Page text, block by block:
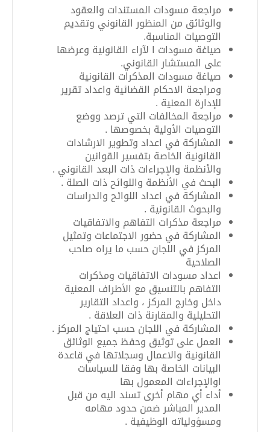
مراجعة مسودات المستندات والعقود
والوثائق من المنظور القانوني وتقديم
التوصيات المناسبة.
صياغة مسودات ا لآراء القانونية وعرضها
على المستشار القانوني.
صياغة مسودات المذكرات القانونية
ومراجعة الاحكام القضائية واعداد تقرير
للإدارة المعنية .
مراجعة المخالفات التي ترصد ووضع
التوصيات الأولية بخصوصها .
المشاركة في اعداد وتطوير الارشادات
القانونية الخاصة بتفسير القوانين
والأنظمة والإجراءات ذات البعد القانوني .
البحث في الأنظمة واللوائح ذات الصلة .
المشاركة في اعداد اللوائح والدراسات
والبحوث القانونية .
مراجعة مذكرات التفاهم والاتفاقيات
المشاركة في حضور الاجتماعات وتمثيل
المركز في اللجان حسب ما يراه صاحب
الصلاحية
اعداد مسودات الاتفاقيات ومذكرات
التفاهم بالتنسيق مع الأطراف المعنية
داخل وخارج المركز ، واعداد التقارير
التحليلية والمقارنة ذات العلاقة .
المشاركة في اللجان حسب احتياج المركز .
العمل على توثيق وحفظ جميع الوثائق
القانونية والاعمال وسجلاتها في قاعدة
البيانات الخاصة بها وفقا للسياسات
اوالإجراءات المعمول بها
أداء أي مهام أخرى تسند اليه من قبل
المدير المباشر ضمن حدود مهامه
ومسؤولياته الوظيفية .